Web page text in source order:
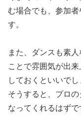
む場合でも、参加
す。
また、ダンスも素
ことで雰囲気が出
しておくといいでし
そうすると、プロ
なってくれるはずで